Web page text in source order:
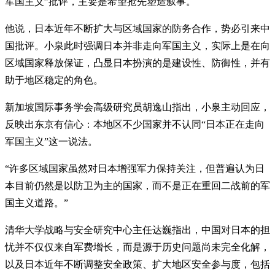
他说，日本近年不断扩大与区域国家的防务合作，势必引来中
国批评。小泉此时强调日本并非走向军国主义，实际上是在向
区域国家释放保证，凸显日本扮演的是建设性、防御性，并有
助于地区稳定的角色。
新加坡国际事务学会高级研究员胡逸山指出，小泉主动回应，
反映出东京有信心：本地区不少国家并不认同“日本正在走向
军国主义”这一说法。
“许多区域国家虽然对日本增强军力保持关注，但普遍认为日
本目前仍然是以防卫为主的国家，而不是正在重回二战前的军
国主义道路。”
清华大学战略与安全研究中心主任达巍指出，中国对日本的担
忧并不仅仅来自军费增长，而是源于历史问题尚未完全化解，
以及日本近年不断调整安全政策、扩大地区安全参与度，包括